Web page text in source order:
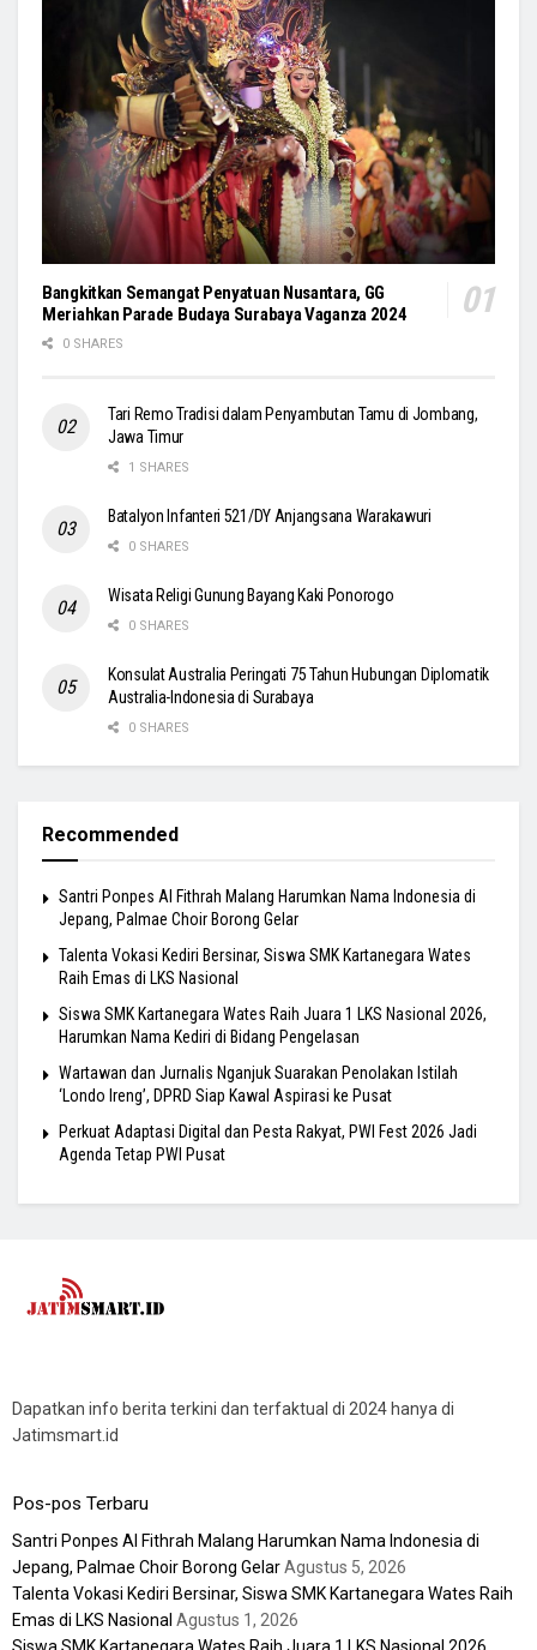
Bangkitkan Semangat Penyatuan Nusantara, GG
Meriahkan Parade Budaya Surabaya Vaganza 2024
0 SHARES
Tari Remo Tradisi dalam Penyambutan Tamu di Jombang,
Jawa Timur
1 SHARES
Batalyon Infanteri 521/DY Anjangsana Warakawuri
0 SHARES
Wisata Religi Gunung Bayang Kaki Ponorogo
0 SHARES
Konsulat Australia Peringati 75 Tahun Hubungan Diplomatik
Australia-Indonesia di Surabaya
0 SHARES
Recommended
Santri Ponpes Al Fithrah Malang Harumkan Nama Indonesia di
Jepang, Palmae Choir Borong Gelar
Talenta Vokasi Kediri Bersinar, Siswa SMK Kartanegara Wates
Raih Emas di LKS Nasional
Siswa SMK Kartanegara Wates Raih Juara 1 LKS Nasional 2026,
Harumkan Nama Kediri di Bidang Pengelasan
Wartawan dan Jurnalis Nganjuk Suarakan Penolakan Istilah
‘Londo Ireng’, DPRD Siap Kawal Aspirasi ke Pusat
Perkuat Adaptasi Digital dan Pesta Rakyat, PWI Fest 2026 Jadi
Agenda Tetap PWI Pusat
Dapatkan info berita terkini dan terfaktual di 2024 hanya di
Jatimsmart.id
Pos-pos Terbaru
Santri Ponpes Al Fithrah Malang Harumkan Nama Indonesia di
Jepang, Palmae Choir Borong GelarAgustus 5, 2026
Talenta Vokasi Kediri Bersinar, Siswa SMK Kartanegara Wates Raih
Emas di LKS Nasional Agustus 1, 2026